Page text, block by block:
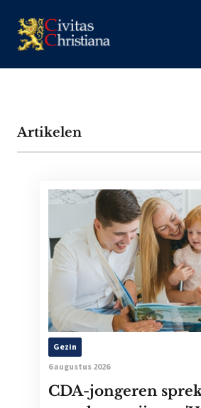
Artikelen
Gezin
6 augustus 2026
CDA-jongeren